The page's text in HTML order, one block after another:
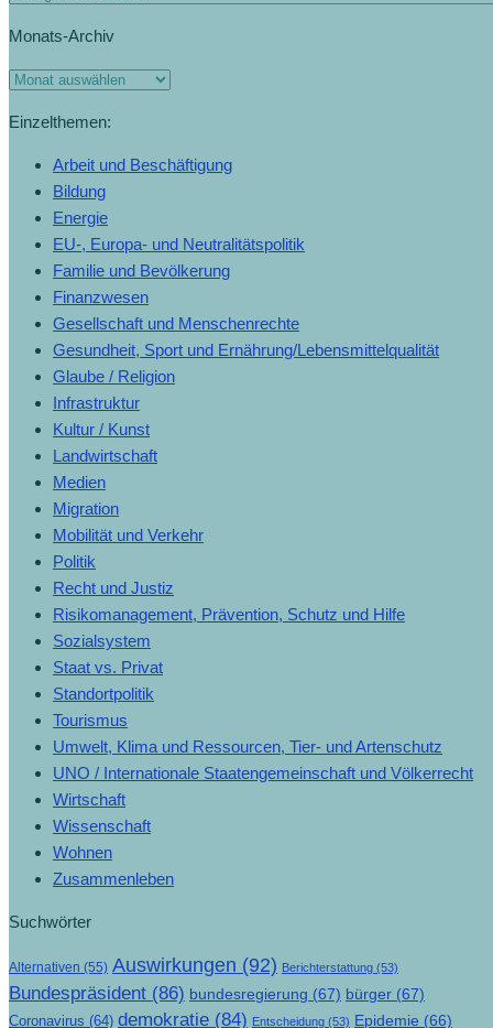
Monats-Archiv
Einzelthemen:
Arbeit und Beschäftigung
Bildung
Energie
EU-, Europa- und Neutralitätspolitik
Familie und Bevölkerung
Finanzwesen
Gesellschaft und Menschenrechte
Gesundheit, Sport und Ernährung/Lebensmittelqualität
Glaube / Religion
Infrastruktur
Kultur / Kunst
Landwirtschaft
Medien
Migration
Mobilität und Verkehr
Politik
Recht und Justiz
Risikomanagement, Prävention, Schutz und Hilfe
Sozialsystem
Staat vs. Privat
Standortpolitik
Tourismus
Umwelt, Klima und Ressourcen, Tier- und Artenschutz
UNO / Internationale Staatengemeinschaft und Völkerrecht
Wirtschaft
Wissenschaft
Wohnen
Zusammenleben
Suchwörter
Alternativen (55) Auswirkungen (92) Berichterstattung (53)
Bundespräsident (86) bundesregierung (67) bürger (67)
Coronavirus (64) demokratie (84) Entscheidung (53) Epidemie (66)